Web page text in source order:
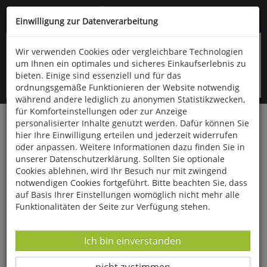
Kompletten Head der Seite überspringen
oder (06766) 9323-960
Startseite Bücher
Quelle & Meyer Verlag
Geowissenschaften
Geologie
Gesteinsbestimmung
Einwilligung zur Datenverarbeitung
Wir verwenden Cookies oder vergleichbare Technologien
um Ihnen ein optimales und sicheres Einkaufserlebnis zu
bieten. Einige sind essenziell und für das
ordnungsgemäße Funktionieren der Website notwendig
während andere lediglich zu anonymen Statistikzwecken,
für Komforteinstellungen oder zur Anzeige
personalisierter Inhalte genutzt werden. Dafür können Sie
hier Ihre Einwilligung erteilen und jederzeit widerrufen
oder anpassen. Weitere Informationen dazu finden Sie in
unserer Datenschutzerklärung. Sollten Sie optionale
Cookies ablehnen, wird Ihr Besuch nur mit zwingend
notwendigen Cookies fortgeführt. Bitte beachten Sie, dass
auf Basis Ihrer Einstellungen womöglich nicht mehr alle
Funktionalitäten der Seite zur Verfügung stehen.
Datenverarbeitung -
Ich bin einverstanden